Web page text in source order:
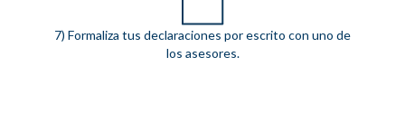
7) Formaliza tus declaraciones por escrito con uno de
los asesores.